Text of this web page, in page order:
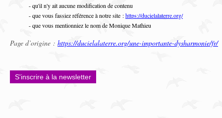
- qu'il n'y ait aucune modification de contenu
- que vous fassiez référence à notre site :https://ducielalaterre.org/
- que vous mentionniez le nom de Monique Mathieu
Page d’origine : https://ducielalaterre.org/une-importante-dysharmonie/fr/
S'inscrire à la newsletter